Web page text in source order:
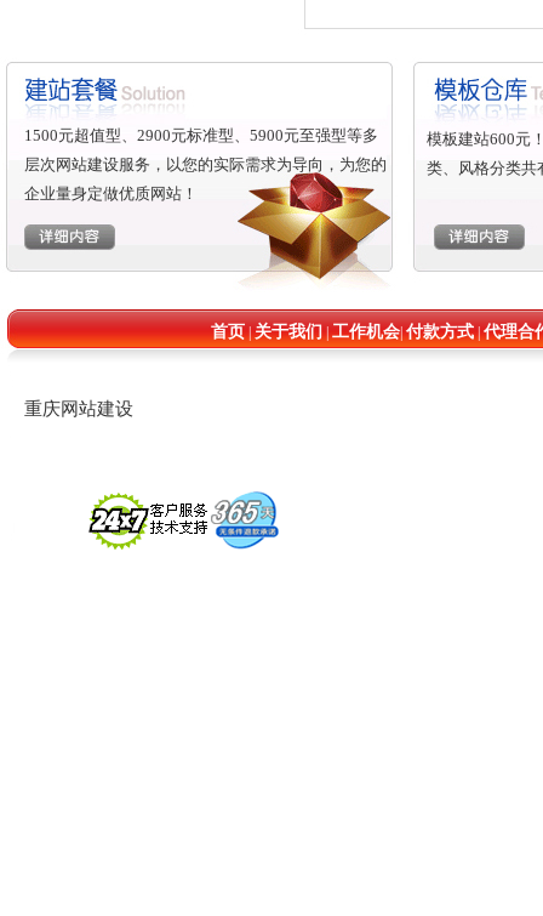
1500元超值型、2900元标准型、5900元至强型等多
层次网站建设服务，以您的实际需求为导向，为您的
企业量身定做优质网站！
模板建站600元
类、风格分类共
首页 关于我们 工作机会|付款方式| 代理合
重庆网站建设